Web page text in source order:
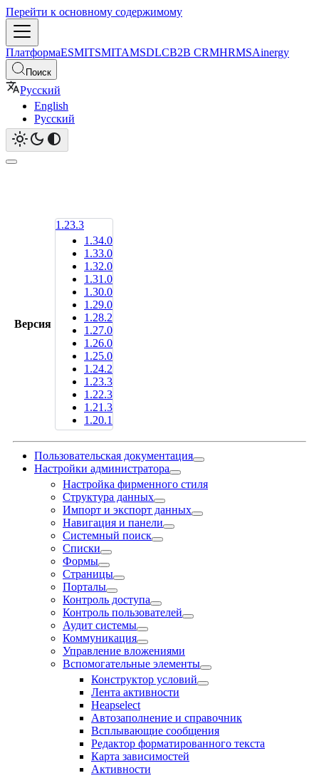
Перейти к основному содержимому
ПлатформаESMITSMITAMSDLCB2B CRMHRMSAinergy
Поиск
Русский
English
Русский
Версия
1.23.3
1.34.0
1.33.0
1.32.0
1.31.0
1.30.0
1.29.0
1.28.2
1.27.0
1.26.0
1.25.0
1.24.2
1.23.3
1.22.3
1.21.3
1.20.1
Пользовательская документация
Настройки администратора
Настройка фирменного стиля
Структура данных
Импорт и экспорт данных
Навигация и панели
Системный поиск
Списки
Формы
Страницы
Порталы
Контроль доступа
Контроль пользователей
Аудит системы
Коммуникация
Управление вложениями
Вспомогательные элементы
Конструктор условий
Лента активности
Heapselect
Автозаполнение и справочник
Всплывающие сообщения
Редактор форматированного текста
Карта зависимостей
Активности